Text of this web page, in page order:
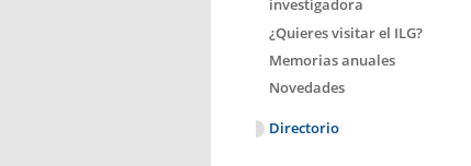
investigadora
¿Quieres visitar el ILG?
Memorias anuales
Novedades
Directorio